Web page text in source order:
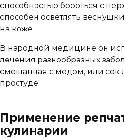
способностью бороться с
способен осветлять
на коже.
В народной медицине он
лечения разнообразных
смешанная с медом, или сок
простуде.
Применение
кулинарии